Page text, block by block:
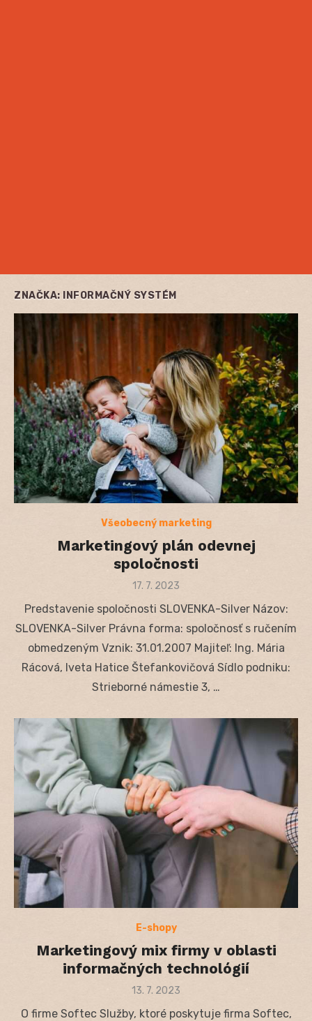
ZNAČKA: INFORMAČNÝ SYSTÉM
Všeobecný marketing
Marketingový plán odevnej
spoločnosti
Posted
17. 7. 2023
Predstavenie spoločnosti SLOVENKA-Silver Názov:
SLOVENKA-Silver Právna forma: spoločnosť s ručením
obmedzeným Vznik: 31.01.2007 Majiteľ: Ing. Mária
Rácová, Iveta Hatice Štefankovičová Sídlo podniku:
Strieborné námestie 3, …
E-shopy
Marketingový mix firmy v oblasti
informačných technológií
Posted
13. 7. 2023
O firme Softec Služby, ktoré poskytuje firma Softec,